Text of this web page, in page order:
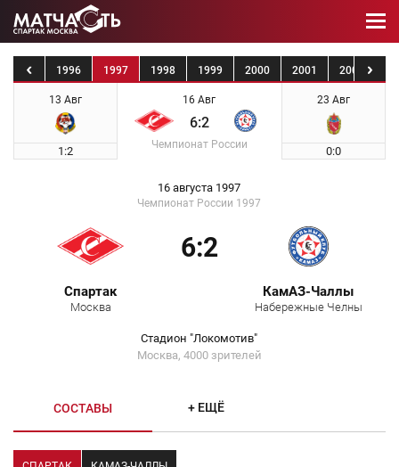
1995 1996 1997 1998 1999 2000 2001 2002
13 Авг
1:2
16 Авг
6:2
Чемпионат России
23 Авг
0:0
16 августа 1997
Чемпионат России 1997
Спартак
Москва
6:2
КамАЗ-Чаллы
Набережные Челны
Стадион "Локомотив"
Москва, 4000 зрителей
СОСТАВЫ + ЕЩЁ